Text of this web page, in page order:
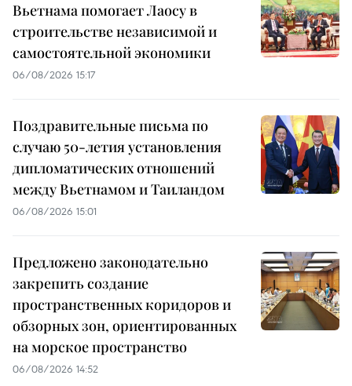
Вьетнама помогает Лаосу в
строительстве независимой и
самостоятельной экономики
06/08/2026 15:17
Поздравительные письма по
случаю 50-летия установления
дипломатических отношений
между Вьетнамом и Таиландом
06/08/2026 15:01
Предложено законодательно
закрепить создание
пространственных коридоров и
обзорных зон, ориентированных
на морское пространство
06/08/2026 14:52